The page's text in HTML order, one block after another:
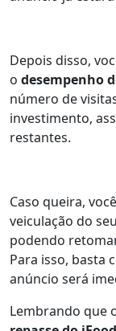
Depois disso,
o desempenho
número de
investimento,
restantes.
Caso queira,
veiculação do
podendo
Para isso, basta
anúncio será
Lembrando que